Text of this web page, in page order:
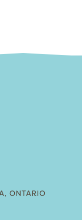
ONTARIO